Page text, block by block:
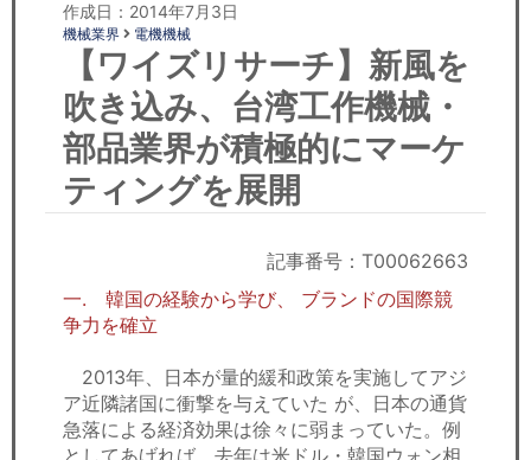
コンサルティング
リサーチ
セミナー
経済ニュース
ＩＴ
飲食店情報
作成日：2014年7月3日
機械業界 電機機械
【ワイズリサーチ】新風を
吹き込み、台湾工作機械・
部品業界が積極的にマーケ
ティングを展開
記事番号：T00062663
一. 韓国の経験から学び、 ブランドの国際競
争力を確立
2013年、日本が量的緩和政策を実施してアジ
ア近隣諸国に衝撃を与えていた が、日本の通貨
急落による経済効果は徐々に弱まっていた。例
としてあげれば、去年は米ドル・韓国ウォン相